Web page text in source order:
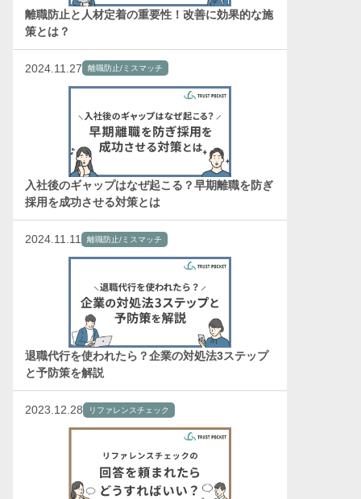
離職防止と人材定着の重要性！改善に効果的な施
策とは？
2024.11.27 離職防止/ミスマッチ
入社後のギャップはなぜ起こる？早期離職を防ぎ
採用を成功させる対策とは
2024.11.11 離職防止/ミスマッチ
退職代行を使われたら？企業の対処法3ステップ
と予防策を解説
2023.12.28 リファレンスチェック